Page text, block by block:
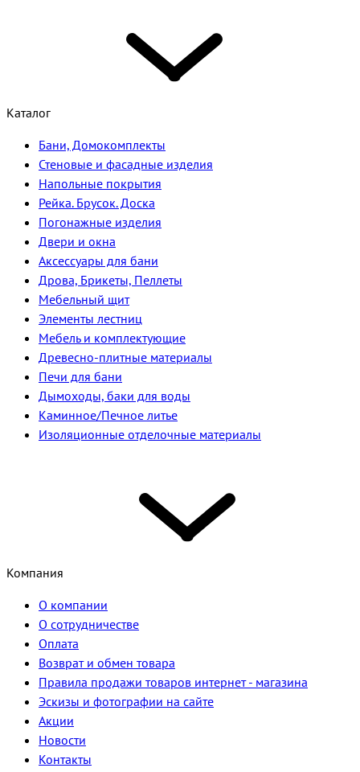
Каталог
Бани, Домокомплекты
Стеновые и фасадные изделия
Напольные покрытия
Рейка. Брусок. Доска
Погонажные изделия
Двери и окна
Аксессуары для бани
Дрова, Брикеты, Пеллеты
Мебельный щит
Элементы лестниц
Мебель и комплектующие
Древесно-плитные материалы
Печи для бани
Дымоходы, баки для воды
Каминное/Печное литье
Изоляционные отделочные материалы
Компания
О компании
О сотрудничестве
Оплата
Возврат и обмен товара
Правила продажи товаров интернет - магазина
Эскизы и фотографии на сайте
Акции
Новости
Контакты